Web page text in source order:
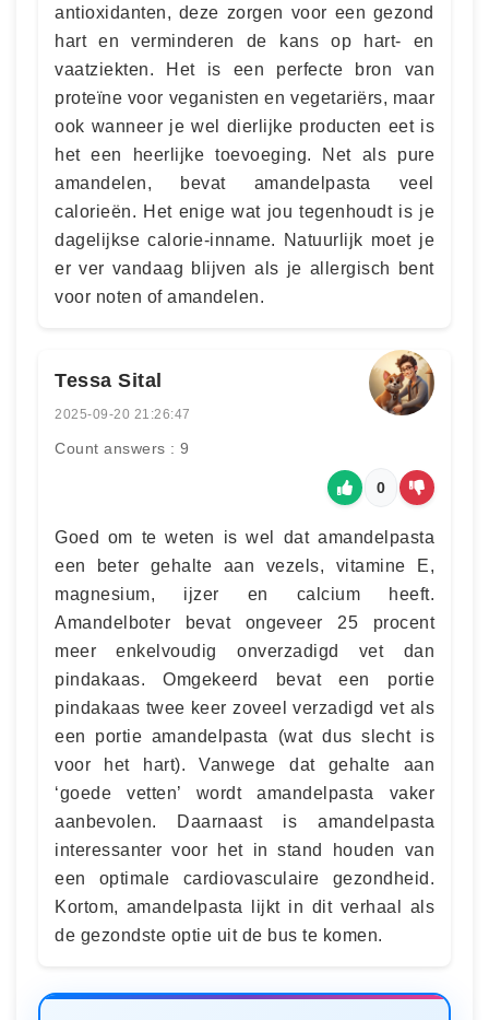
antioxidanten, deze zorgen voor een gezond
hart en verminderen de kans op hart- en
vaatziekten. Het is een perfecte bron van
proteïne voor veganisten en vegetariërs, maar
ook wanneer je wel dierlijke producten eet is
het een heerlijke toevoeging. Net als pure
amandelen, bevat amandelpasta veel
calorieën. Het enige wat jou tegenhoudt is je
dagelijkse calorie-inname. Natuurlijk moet je
er ver vandaag blijven als je allergisch bent
voor noten of amandelen.
Tessa Sital
2025-09-20 21:26:47
Count answers : 9
0
Goed om te weten is wel dat amandelpasta
een beter gehalte aan vezels, vitamine E,
magnesium, ijzer en calcium heeft.
Amandelboter bevat ongeveer 25 procent
meer enkelvoudig onverzadigd vet dan
pindakaas. Omgekeerd bevat een portie
pindakaas twee keer zoveel verzadigd vet als
een portie amandelpasta (wat dus slecht is
voor het hart). Vanwege dat gehalte aan
‘goede vetten’ wordt amandelpasta vaker
aanbevolen. Daarnaast is amandelpasta
interessanter voor het in stand houden van
een optimale cardiovasculaire gezondheid.
Kortom, amandelpasta lijkt in dit verhaal als
de gezondste optie uit de bus te komen.